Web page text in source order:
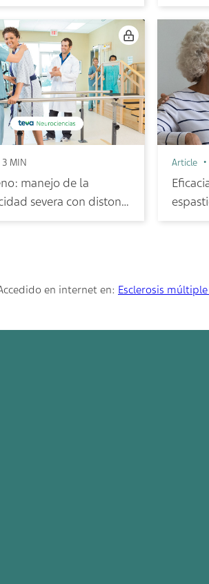
3 MIN
manejo de la
severa con distonía
Article
en internet en: Esclerosis